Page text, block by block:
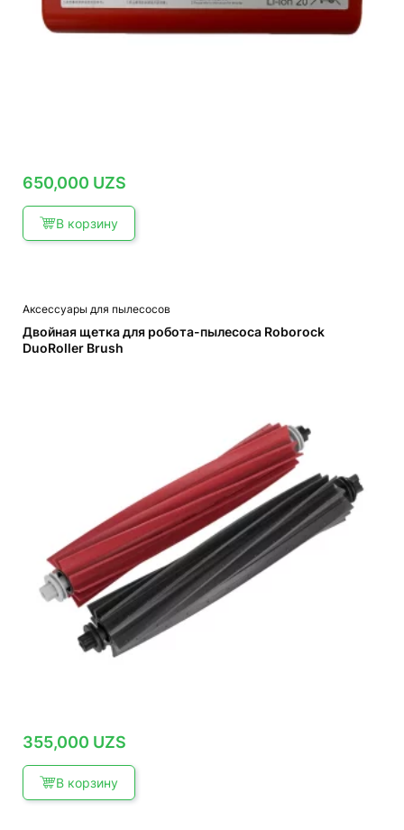
650,000 UZS
В корзину
Аксессуары для пылесосов
Двойная щетка для робота-пылесоса Roborock
DuoRoller Brush
355,000 UZS
В корзину